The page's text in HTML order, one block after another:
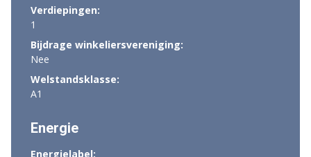
Verdiepingen:
1
Bijdrage winkeliersvereniging:
Nee
Welstandsklasse:
A1
Energie
Energielabel: